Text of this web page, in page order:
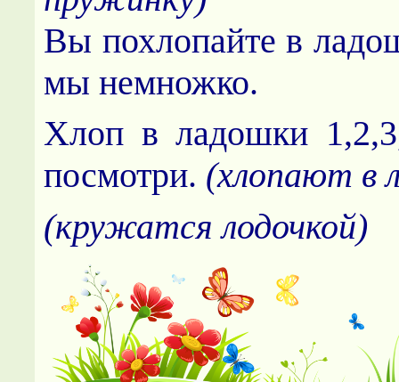
Вы похлопайте в
мы немножко.
Хлоп в ладошки
посмотри. (хлопают в
(кружатся лодочкой)